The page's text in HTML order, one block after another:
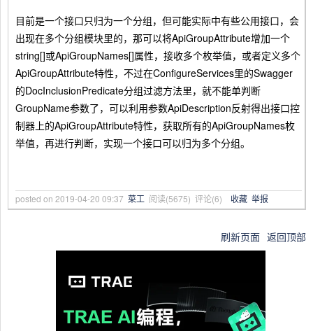
目前是一个接口只归为一个分组，但可能实际中有些公用接口，会
出现在多个分组模块里的，那可以将ApiGroupAttribute增加一个
string[]或ApiGroupNames[]属性，接收多个枚举值，或者定义多个
ApiGroupAttribute特性，不过在ConfigureServices里的Swagger
的DocInclusionPredicate分组过滤方法里，就不能单判断
GroupName参数了，可以利用参数ApiDescription反射得出接口控
制器上的ApiGroupAttribute特性，获取所有的ApiGroupNames枚
举值，再进行判断，实现一个接口可以归为多个分组。
posted on 2019-04-20 09:37 菜工 阅读(5675) 评论(6) 收藏 举报
刷新页面 返回顶部